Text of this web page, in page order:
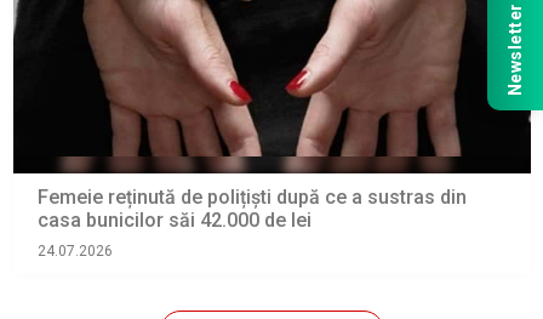
Femeie reținută de polițiști după ce a sustras din
casa bunicilor săi 42.000 de lei
24.07.2026
Newsletter